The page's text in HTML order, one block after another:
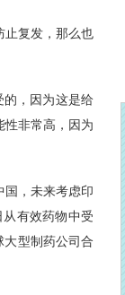
复发，那么也
，因为这是给
性非常高，因为
，未来考虑印
有效药物中受
型制药公司合